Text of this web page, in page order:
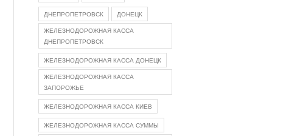
ДНЕПРОПЕТРОВСК
ДОНЕЦК
ЖЕЛЕЗНОДОРОЖНАЯ КАССА
ДНЕПРОПЕТРОВСК
ЖЕЛЕЗНОДОРОЖНАЯ КАССА ДОНЕЦК
ЖЕЛЕЗНОДОРОЖНАЯ КАССА
ЗАПОРОЖЬЕ
ЖЕЛЕЗНОДОРОЖНАЯ КАССА КИЕВ
ЖЕЛЕЗНОДОРОЖНАЯ КАССА СУММЫ